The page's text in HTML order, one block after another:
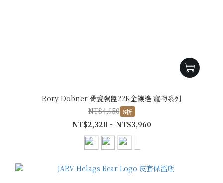
Rory Dobner 骨瓷餐盤22K金鑲邊 寵物系列
NT$4,950 8折
NT$2,320 ~ NT$3,960